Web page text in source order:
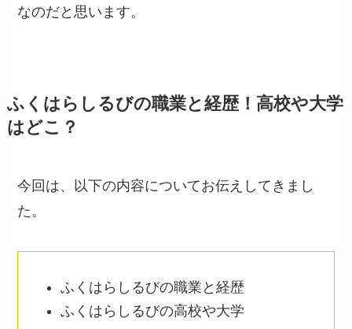
なのだと思います。
ふくはらしるびの職業と経歴！高校や大学
はどこ？
今回は、以下の内容についてお伝えしてきまし
た。
ふくはらしるびの職業と経歴
ふくはらしるびの高校や大学